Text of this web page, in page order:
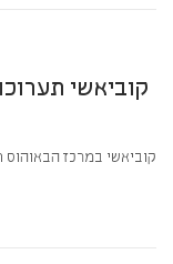
קוביאשי במרכז